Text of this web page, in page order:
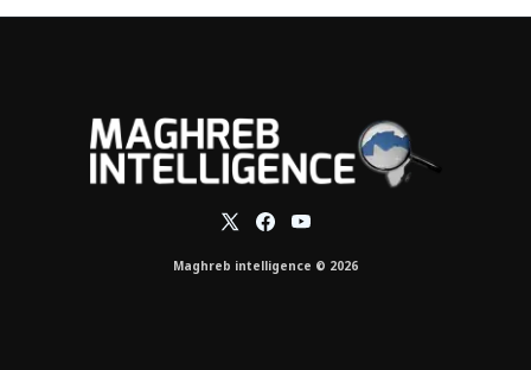
Maghreb intelligence © 2026